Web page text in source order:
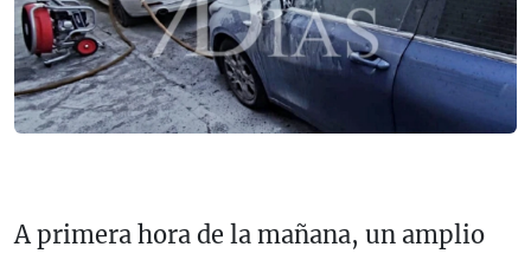
A primera hora de la mañana, un amplio